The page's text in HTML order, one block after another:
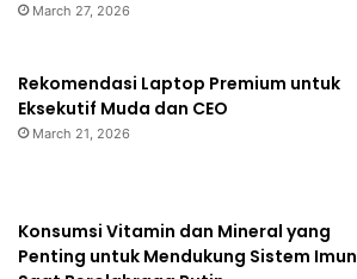
March 27, 2026
Rekomendasi Laptop Premium untuk
Eksekutif Muda dan CEO
March 21, 2026
Konsumsi Vitamin dan Mineral yang
Penting untuk Mendukung Sistem Imun